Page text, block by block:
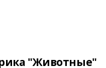
"Животные"